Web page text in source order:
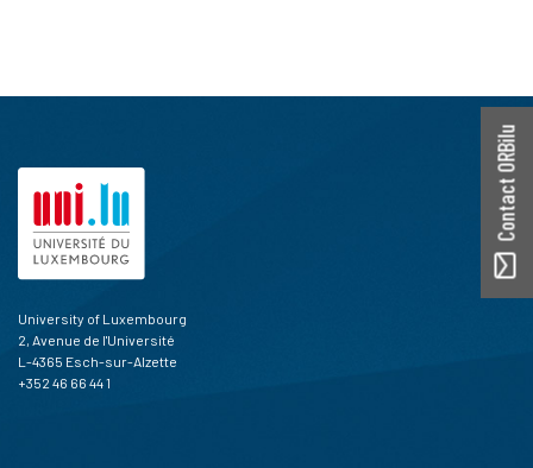
Contact ORBilu
University of Luxembourg
2, Avenue de l'Université
L-4365 Esch-sur-Alzette
+352 46 66 44 1